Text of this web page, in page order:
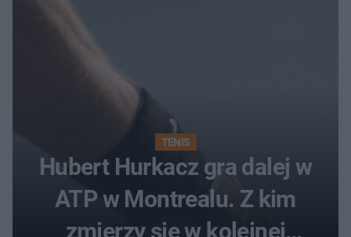
TENIS
Hubert Hurkacz gra dalej w
ATP w Montrealu. Z kim
zmierzy się w kolejnej